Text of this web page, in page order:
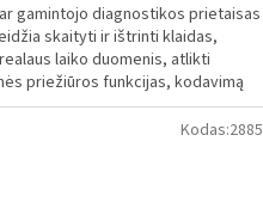
gamintojo diagnostikos prietaisas
skaityti ir ištrinti klaidas,
laiko duomenis, atlikti
priežiūros funkcijas, kodavimą
Kodas:2885